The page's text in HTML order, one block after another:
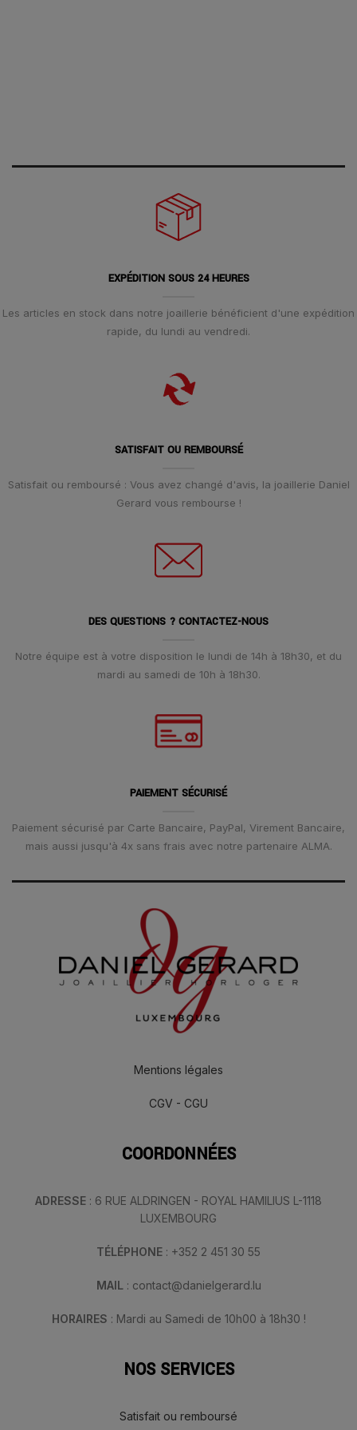
EXPÉDITION SOUS 24 HEURES
Les articles en stock dans notre joaillerie bénéficient d'une expédition
rapide, du lundi au vendredi.
SATISFAIT OU REMBOURSÉ
Satisfait ou remboursé : Vous avez changé d'avis, la joaillerie Daniel
Gerard vous rembourse !
DES QUESTIONS ? CONTACTEZ-NOUS
Notre équipe est à votre disposition le lundi de 14h à 18h30, et du
mardi au samedi de 10h à 18h30.
PAIEMENT SÉCURISÉ
Paiement sécurisé par Carte Bancaire, PayPal, Virement Bancaire,
mais aussi jusqu'à 4x sans frais avec notre partenaire ALMA.
Mentions légales
CGV - CGU
COORDONNÉES
ADRESSE : 6 RUE ALDRINGEN - ROYAL HAMILIUS L-1118
LUXEMBOURG
TÉLÉPHONE : +352 2 451 30 55
MAIL : contact@danielgerard.lu
HORAIRES : Mardi au Samedi de 10h00 à 18h30 !
NOS SERVICES
Satisfait ou remboursé